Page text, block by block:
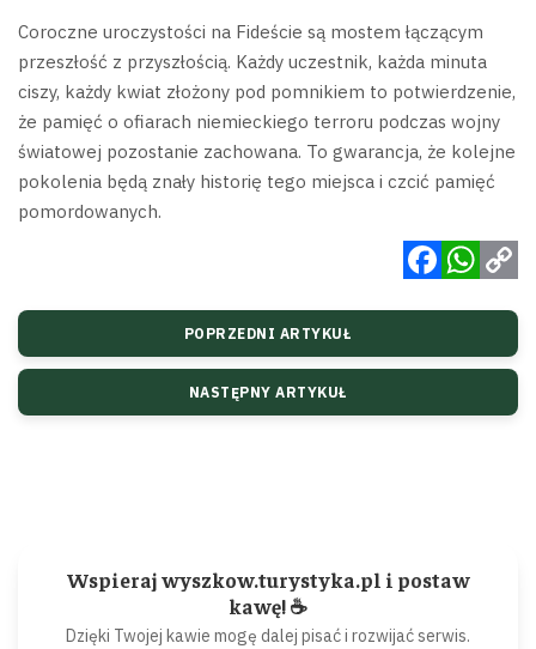
Coroczne uroczystości na Fideście są mostem łączącym
przeszłość z przyszłością. Każdy uczestnik, każda minuta
ciszy, każdy kwiat złożony pod pomnikiem to potwierdzenie,
że pamięć o ofiarach niemieckiego terroru podczas wojny
światowej pozostanie zachowana. To gwarancja, że kolejne
pokolenia będą znały historię tego miejsca i czcić pamięć
pomordowanych.
POPRZEDNI ARTYKUŁ
NASTĘPNY ARTYKUŁ
Wspieraj wyszkow.turystyka.pl i postaw
kawę! ☕
Dzięki Twojej kawie mogę dalej pisać i rozwijać serwis.